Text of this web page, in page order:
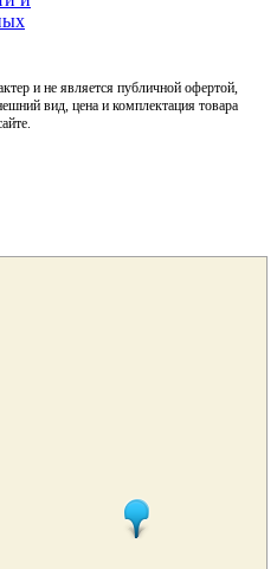
и не является публичной офертой,
вид, цена и комплектация товара